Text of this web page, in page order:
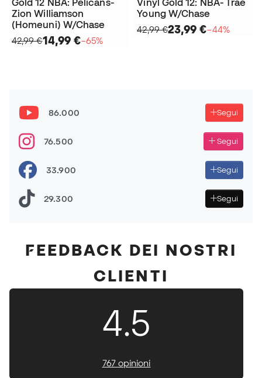
Gold 12 NBA: Pelicans-
Zion Williamson
(Homeuni) W/Chase
42,99 €14,99 €−65%
Vinyl Gold 12: NBA- Trae
Young W/Chase
42,99 €23,99 €−44%
86.000 Segui
76.500 Segui
33.900 Segui
29.300 Segui
FEEDBACK DEI NOSTRI
CLIENTI
4.5
767 opinioni